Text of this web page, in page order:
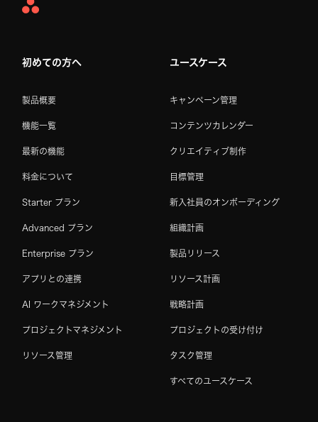
Asana
初めての方へ
製品概要
機能一覧
最新の機能
料金について
Starter プラン
Advanced プラン
Enterprise プラン
アプリとの連携
AI ワークマネジメント
プロジェクトマネジメント
リソース管理
ユースケース
キャンペーン管理
コンテンツカレンダー
クリエイティブ制作
目標管理
新入社員のオンボーディング
組織計画
製品リリース
リソース計画
戦略計画
プロジェクトの受け付け
タスク管理
すべてのユースケース